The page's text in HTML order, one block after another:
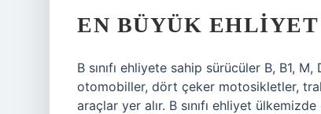
EN BÜYÜK
B sınıfı ehliyete sahip sürücüler B, B1,
otomobiller, dört çeker motosikletler,
araçlar yer alır. B sınıfı ehliyet ülkemizde